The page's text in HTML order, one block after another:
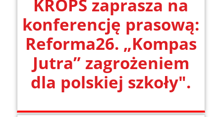
KROPS zaprasza na
konferencję prasową:
Reforma26. „Kompas
Jutra” zagrożeniem
dla polskiej szkoły".